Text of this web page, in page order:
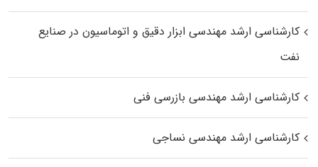
کارشناسی ارشد مهندسی ابزار دقیق و اتوماسیون در صنایع
نفت
کارشناسی ارشد مهندسی بازرسی فنی
کارشناسی ارشد مهندسی نساجی